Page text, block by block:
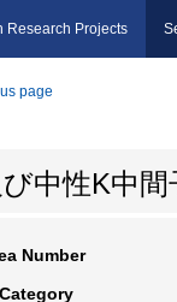
Research Projects
page
中性K中
Number